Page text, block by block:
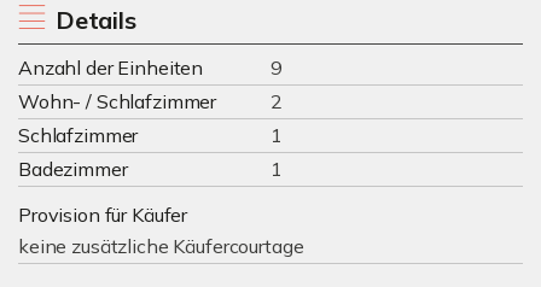
Details
Anzahl der Einheiten
9
Wohn- / Schlafzimmer
2
Schlafzimmer
1
Badezimmer
1
Provision für Käufer
keine zusätzliche Käufercourtage